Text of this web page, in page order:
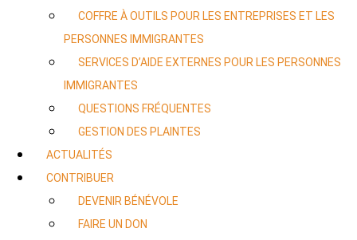
COFFRE À OUTILS POUR LES ENTREPRISES ET LES
PERSONNES IMMIGRANTES
SERVICES D’AIDE EXTERNES POUR LES PERSONNES
IMMIGRANTES
QUESTIONS FRÉQUENTES
GESTION DES PLAINTES
ACTUALITÉS
CONTRIBUER
DEVENIR BÉNÉVOLE
FAIRE UN DON